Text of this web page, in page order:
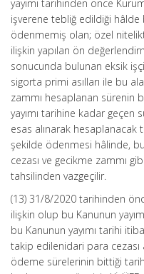
yayımı tarihinden önce
işverene tebliğ edildiği hâlde
ödenmemiş olan; özel
ilişkin yapılan ön
sonucunda bulunan eksik
sigorta primi asılları ile bu
zammı hesaplanan sürenin
yayımı tarihine kadar geçen
esas alınarak hesaplanacak
şekilde ödenmesi hâlinde,
cezası ve gecikme zammı
tahsilinden vazgeçilir.
(13) 31/8/2020 tarihinden
ilişkin olup bu Kanunun
bu Kanunun yayımı tarihi
takip edilenidari para cezası
ödeme sürelerinin bittiği